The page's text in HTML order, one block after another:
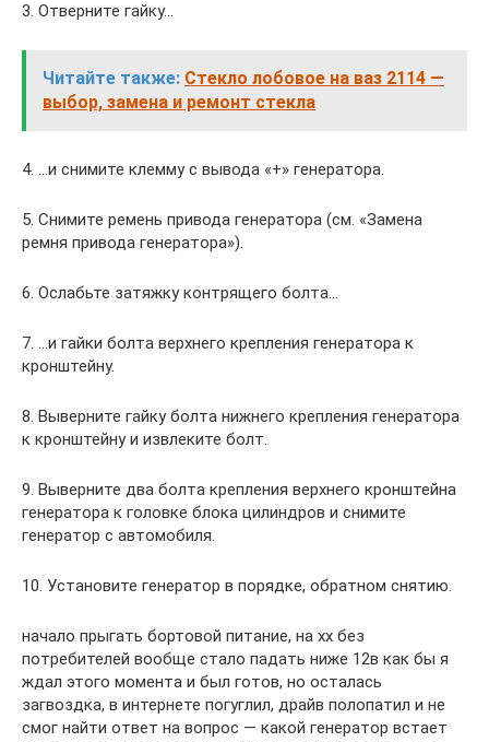
3. Отверните гайку…
Читайте также: Стекло лобовое на ваз 2114 —
выбор, замена и ремонт стекла
4. …и снимите клемму с вывода «+» генератора.
5. Снимите ремень привода генератора (см. «Замена
ремня привода генератора»).
6. Ослабьте затяжку контрящего болта…
7. …и гайки болта верхнего крепления генератора к
кронштейну.
8. Выверните гайку болта нижнего крепления генератора
к кронштейну и извлеките болт.
9. Выверните два болта крепления верхнего кронштейна
генератора к головке блока цилиндров и снимите
генератор с автомобиля.
10. Установите генератор в порядке, обратном снятию.
начало прыгать бортовой питание, на хх без
потребителей вообще стало падать ниже 12в как бы я
ждал этого момента и был готов, но осталась
загвоздка, в интернете погуглил, драйв полопатил и не
смог найти ответ на вопрос — какой генератор встает